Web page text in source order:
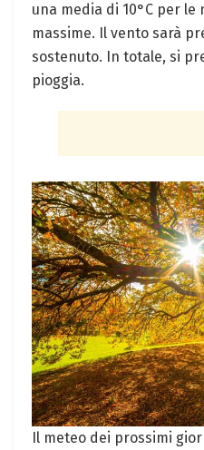
una media di 10°C per le
massime. Il vento sarà
sostenuto. In totale, si
pioggia.
Il meteo dei prossimi